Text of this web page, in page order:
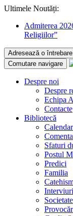
Ultimele Noutăți:
Admiterea
Religiilor”
Adresează o
Comutare navigare
Despre noi
Despre
Echipa
Contacte
Bibliotecă
Sfaturi
Postul
Predici
Familia
Interviuri
Societate